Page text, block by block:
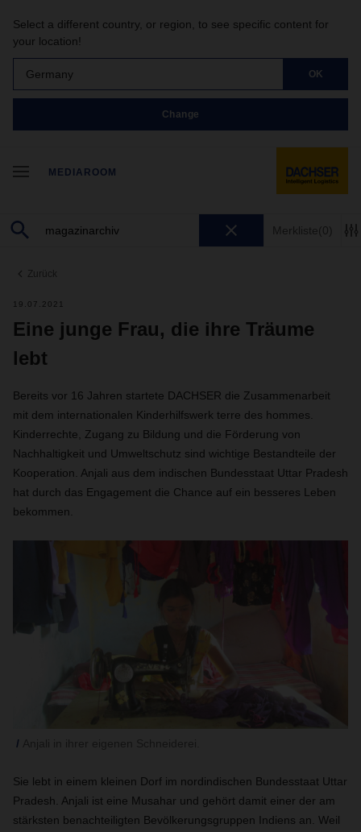
Select a different country, or region, to see specific content for
your location!
Germany OK
Change
MEDIAROOM
Merkliste(0)
Zurück
19.07.2021
Eine junge Frau, die ihre Träume
lebt
Bereits vor 16 Jahren startete DACHSER die Zusammenarbeit
mit dem internationalen Kinderhilfswerk terre des hommes.
Kinderrechte, Zugang zu Bildung und die Förderung von
Nachhaltigkeit und Umweltschutz sind wichtige Bestandteile der
Kooperation. Anjali aus dem indischen Bundesstaat Uttar Pradesh
hat durch das Engagement die Chance auf ein besseres Leben
bekommen.
Sie lebt in einem kleinen Dorf im nordindischen Bundesstaat Uttar
Pradesh. Anjali ist eine Musahar und gehört damit einer der am
stärksten benachteiligten Bevölkerungsgruppen Indiens an. Weil